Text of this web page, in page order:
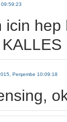
icin
Perşembe 10:09:18